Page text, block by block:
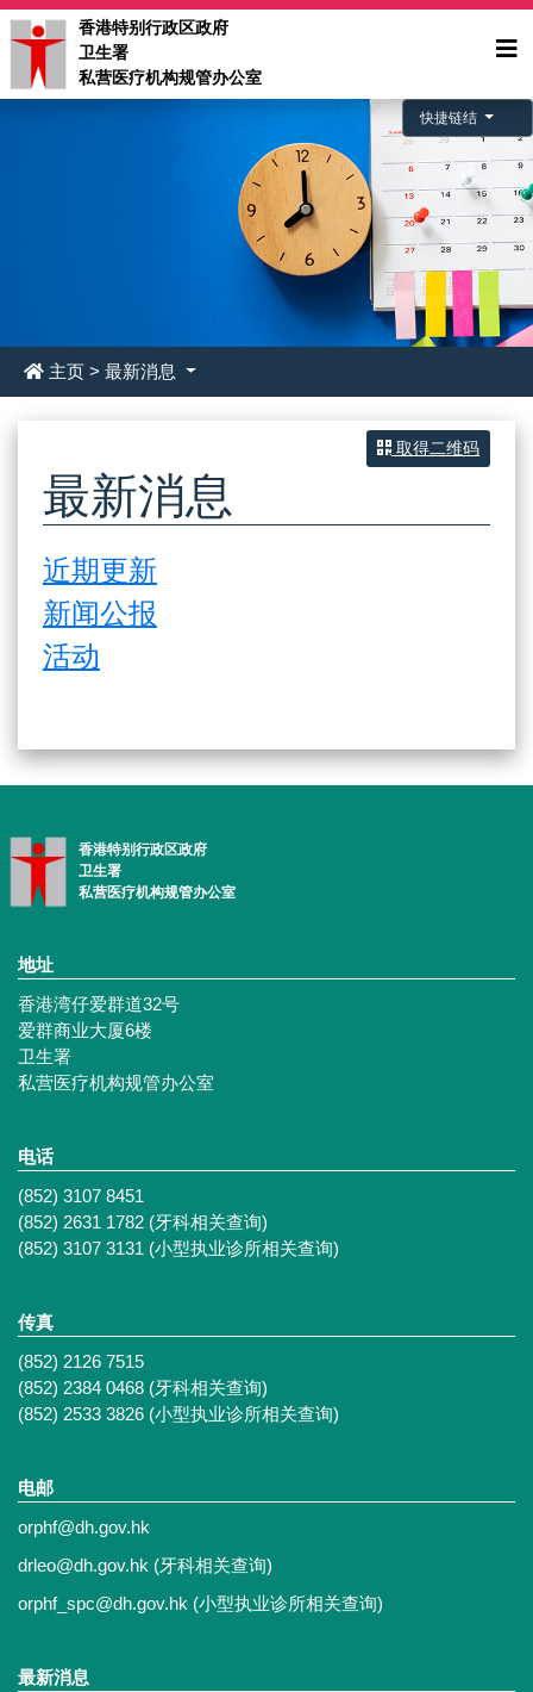
香港特别行政区政府
卫生署
私营医疗机构规管办公室
快捷链结
主页 > 最新消息
取得二维码
最新消息
近期更新
新闻公报
活动
香港特别行政区政府
卫生署
私营医疗机构规管办公室
地址
香港湾仔爱群道32号
爱群商业大厦6楼
卫生署
私营医疗机构规管办公室
电话
(852) 3107 8451
(852) 2631 1782 (牙科相关查询)
(852) 3107 3131 (小型执业诊所相关查询)
传真
(852) 2126 7515
(852) 2384 0468 (牙科相关查询)
(852) 2533 3826 (小型执业诊所相关查询)
电邮
orphf@dh.gov.hk
drleo@dh.gov.hk (牙科相关查询)
orphf_spc@dh.gov.hk (小型执业诊所相关查询)
最新消息